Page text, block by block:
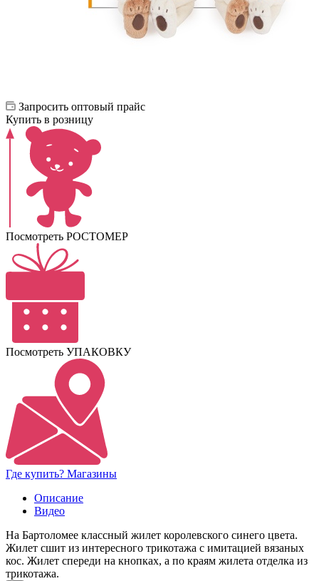
Запросить оптовый прайс
Купить в розницу
Посмотреть РОСТОМЕР
Посмотреть УПАКОВКУ
Где купить? Магазины
Описание
Видео
На Бартоломее классный жилет королевского синего цвета.
Жилет сшит из интересного трикотажа с имитацией вязаных
кос. Жилет спереди на кнопках, а по краям жилета отделка из
трикотажа.